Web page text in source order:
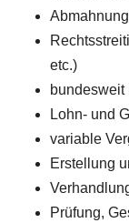
etc.)
bundesweit
Lohn- und
variable
Erstellung
Prüfung,